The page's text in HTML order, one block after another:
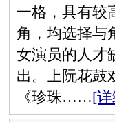
一格，具有较
角，均选择与
女演员的人才
出。上阮花鼓
《珍珠……[